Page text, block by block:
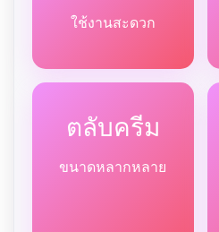
ใช้งานสะดวก
ตลับครีม
ขนาดหลากหลาย